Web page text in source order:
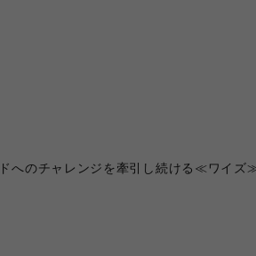
へのチャレンジを牽引し続ける≪ワイ